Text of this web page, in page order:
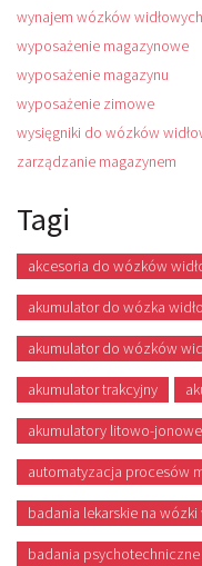
wynajem wózków widłowych
wyposażenie magazynowe
wyposażenie magazynu
wyposażenie zimowe
wysięgniki do wózków
zarządzanie magazynem
Tagi
akcesoria do wózków
akumulator do wózka
akumulator do wózków
akumulator trakcyjny
akumulatory litowo-jonowe
automatyzacja procesów
badania lekarskie na wózki
badania